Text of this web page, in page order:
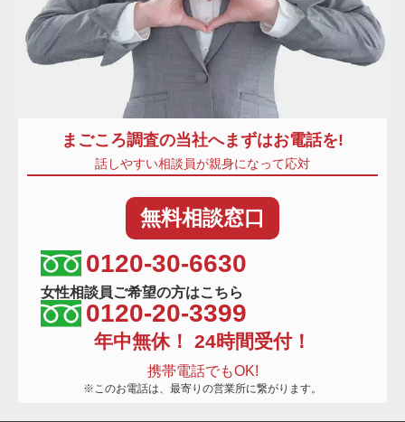
まごころ調査の当社へまずはお電話を!
話しやすい相談員が親身になって応対
無料相談窓口
0120-30-6630
女性相談員ご希望の方はこちら
0120-20-3399
年中無休！ 24時間受付！
携帯電話でもOK!
※このお電話は、最寄りの営業所に繋がります。